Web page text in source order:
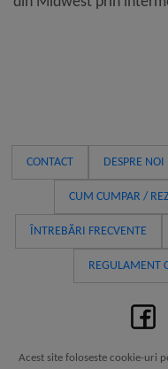
CONTACT DESPRE NOI
CUM CUMPAR /
ÎNTREBĂRI FRECVENTE
REGULAMENT
Acest site foloseste cookie-uri